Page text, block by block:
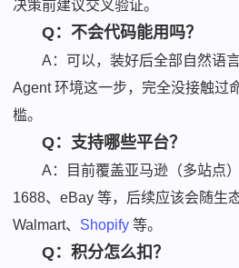
决策前建议交叉验证。
Q：不会代码能用吗？
A：可以，装好后全部自然语
Agent 环境这一步，完全没接触过
槛。
Q：支持哪些平台？
A：目前覆盖亚马逊（多站点
1688、eBay 等，后续应该会随生
Walmart、 Shopify 等。
Q：积分怎么扣？